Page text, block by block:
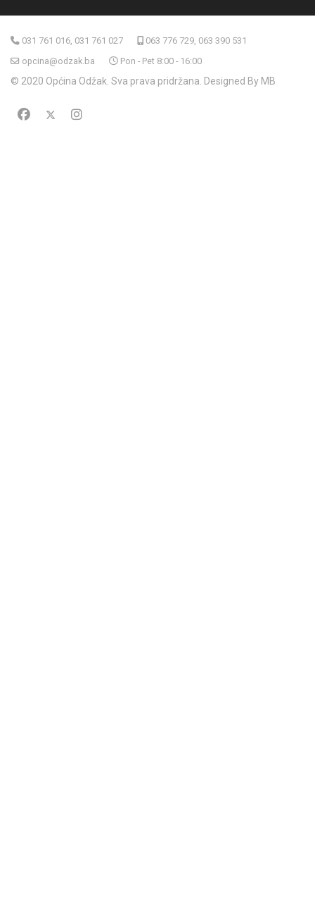
031 761 016, 031 761 027
063 776 729, 063 390 531
opcina@odzak.ba
Pon - Pet 8:00 - 16:00
© 2020 Općina Odžak. Sva prava pridržana. Designed By MB